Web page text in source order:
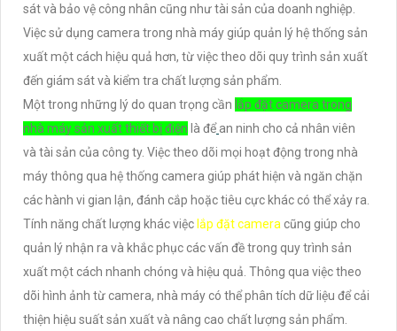
sát và bảo vệ công nhân cũng như tài sản của doanh nghiệp.
Việc sử dụng camera trong nhà máy giúp quản lý hệ thống sản
xuất một cách hiệu quả hơn, từ việc theo dõi quy trình sản xuất
đến giám sát và kiểm tra chất lượng sản phẩm.
Một trong những lý do quan trọng cần lắp đặt camera trong
nhà máy sản xuất thiết bị điện là để an ninh cho cả nhân viên
và tài sản của công ty. Việc theo dõi mọi hoạt động trong nhà
máy thông qua hệ thống camera giúp phát hiện và ngăn chặn
các hành vi gian lận, đánh cắp hoặc tiêu cực khác có thể xảy ra.
Tính năng chất lượng khác việc lắp đặt camera cũng giúp cho
quản lý nhận ra và khắc phục các vấn đề trong quy trình sản
xuất một cách nhanh chóng và hiệu quả. Thông qua việc theo
dõi hình ảnh từ camera, nhà máy có thể phân tích dữ liệu để cải
thiện hiệu suất sản xuất và nâng cao chất lượng sản phẩm.